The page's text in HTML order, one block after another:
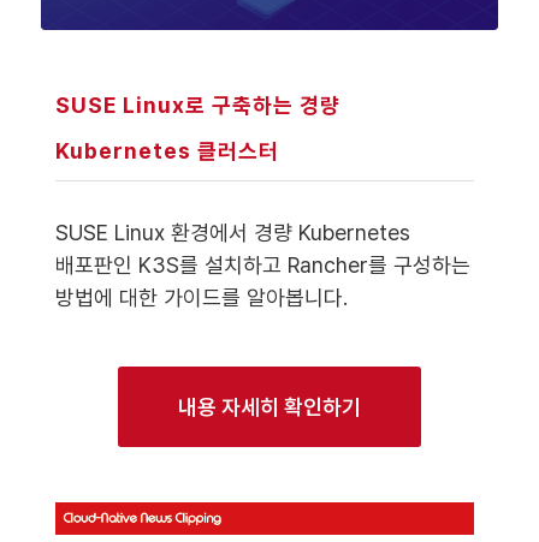
SUSE Linux로 구축하는 경량
Kubernetes 클러스터
SUSE Linux 환경에서 경량 Kubernetes
배포판인 K3S를 설치하고 Rancher를 구성하는
방법에 대한 가이드를 알아봅니다.
내용 자세히 확인하기